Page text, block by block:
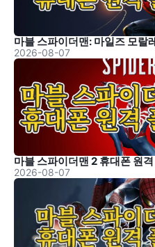
마블 스파이더맨: 마일즈 모랄
2026-08-07
마블 스파이더맨 2 휴대폰 원
2026-08-07